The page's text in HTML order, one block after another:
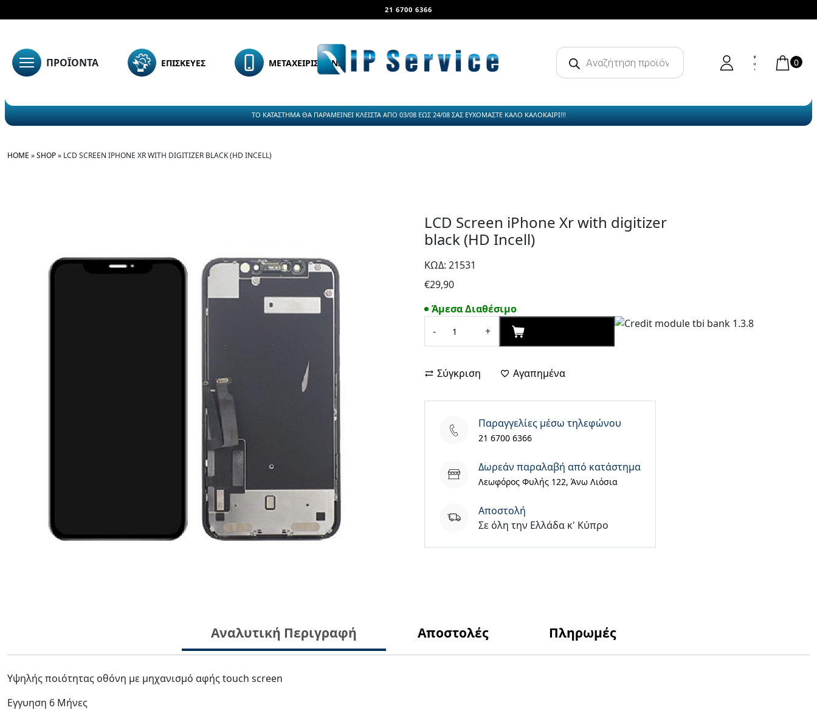
21 6700 6366
ΠΡΟΪΟΝΤΑ ΕΠΙΣΚΕΥΕΣ ΜΕΤΑΧΕΙΡΙΣΜΕΝΑ
Products
search 0
ΤΟ ΚΑΤΑΣΤΗΜΑ ΘΑ ΠΑΡΑΜΕΙΝΕΙ ΚΛΕΙΣΤΑ ΑΠΟ 03/08 ΕΩΣ 24/08 ΣΑΣ ΕΥΧΟΜΑΣΤΕ ΚΑΛΟ ΚΑΛΟΚΑΙΡΙ!!!
HOME »SHOP» LCD SCREEN IPHONE XR WITH DIGITIZER BLACK (HD INCELL)
LCD Screen iPhone Xr with digitizer
black (HD Incell)
ΚΩΔ: 21531
€29,90
Άμεσα Διαθέσιμο
-
LCD
Xr
digitizer
(HD
+
Σύγκριση Αγαπημένα
Παραγγελίες μέσω τηλεφώνου
21 6700 6366
Δωρεάν παραλαβή από κατάστημα
Λεωφόρος Φυλής 122, Άνω Λιόσια
Aποστολή
Σε όλη την Ελλάδα κ' Κύπρο
Αναλυτική Περιγραφή Αποστολές Πληρωμές
Υψηλής ποιότητας οθόνη με μηχανισμό αφής touch screen
Eγγυηση 6 Μήνες